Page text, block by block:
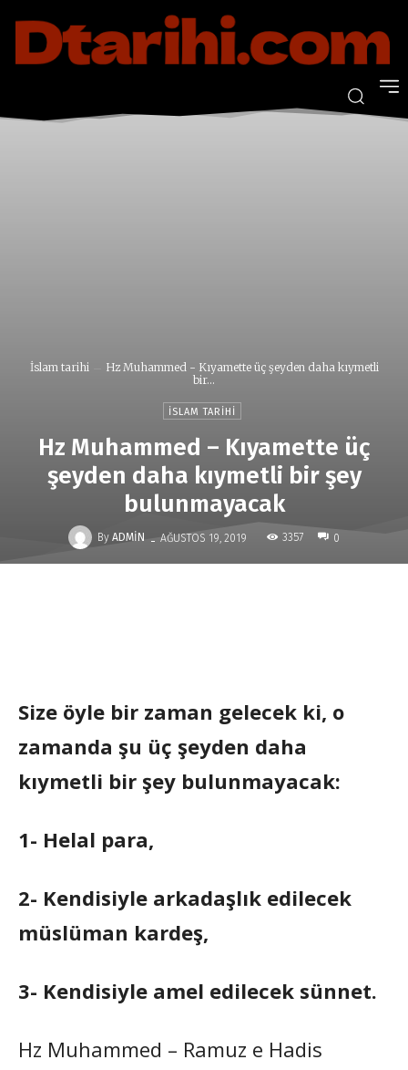
İslam tarihi
Hz Muhammed - Kıyamette üç şeyden daha kıymetli
bir...
İSLAM TARIHI
Hz Muhammed – Kıyamette üç
şeyden daha kıymetli bir şey
bulunmayacak
By ADMIN - AĞUSTOS 19, 2019 3357 0
Size öyle bir zaman gelecek ki, o
zamanda şu üç şeyden daha
kıymetli bir şey bulunmayacak:
1- Helal para,
2- Kendisiyle arkadaşlık edilecek
müslüman kardeş,
3- Kendisiyle amel edilecek sünnet.
Hz Muhammed – Ramuz e Hadis